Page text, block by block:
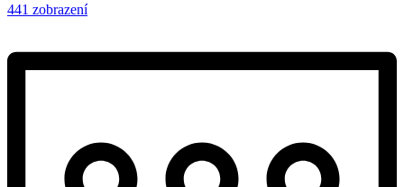
441 zobrazení